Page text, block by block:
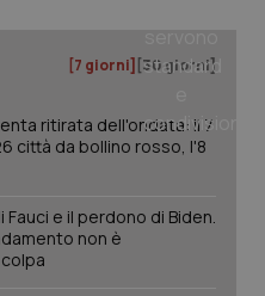
[7 giorni] [30 giorni]
ritirata dell'ondata: il 7
città da bollino rosso, l'8
Fauci e il perdono di Biden.
non è
www.quotidianosanita.it